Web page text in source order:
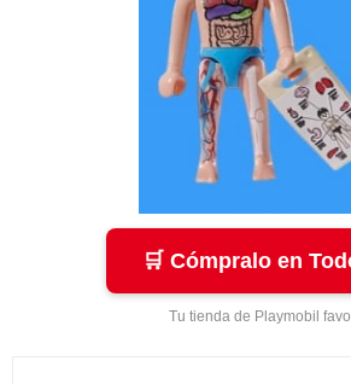
🛒 Cómpralo en
Tu tienda de Playmobil